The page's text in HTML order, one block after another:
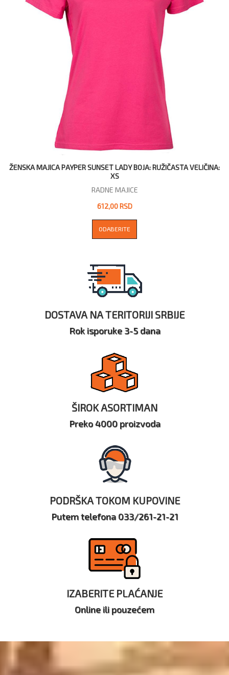
ŽENSKA MAJICA PAYPER SUNSET LADY BOJA: RUŽIČASTA VELIČINA:
XS
RADNE MAJICE
612,00 RSD
ODABERITE
DOSTAVA NA TERITORIJI SRBIJE
Rok isporuke 3-5 dana
ŠIROK ASORTIMAN
Preko 4000 proizvoda
PODRŠKA TOKOM KUPOVINE
Putem telefona 033/261-21-21
IZABERITE PLAĆANJE
Online ili pouzećem